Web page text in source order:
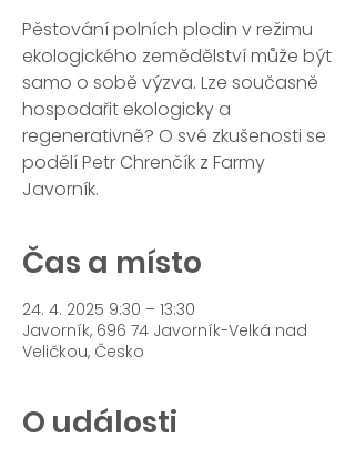
Pěstování polních plodin v režimu
ekologického zemědělství může být
samo o sobě výzva. Lze současně
hospodařit ekologicky a
regenerativně? O své zkušenosti se
podělí Petr Chrenčík z Farmy
Javorník.
Čas a místo
24. 4. 2025 9:30 – 13:30
Javorník, 696 74 Javorník-Velká nad
Veličkou, Česko
O události